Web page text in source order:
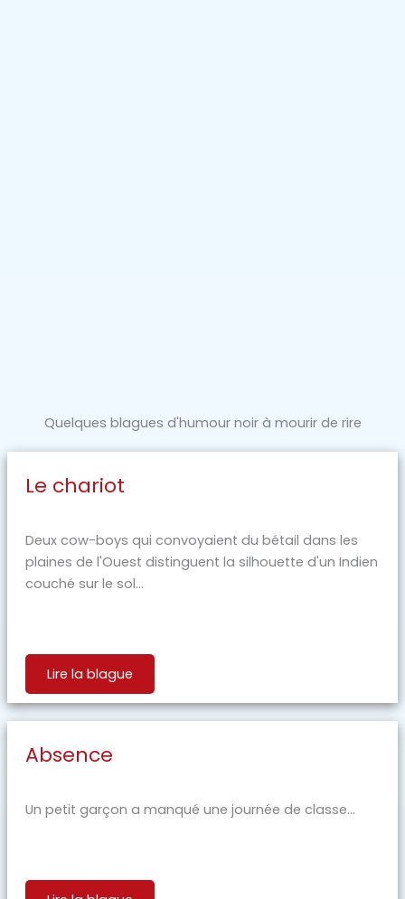
Quelques blagues d'humour noir à mourir de rire
Le chariot
Deux cow-boys qui convoyaient du bétail dans les
plaines de l'Ouest distinguent la silhouette d'un Indien
couché sur le sol...
Lire la blague
Absence
Un petit garçon a manqué une journée de classe...